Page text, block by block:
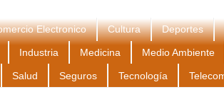
Electronico Cultura Deportes
Industria Medicina Medio Ambiente
Salud Seguros Tecnología